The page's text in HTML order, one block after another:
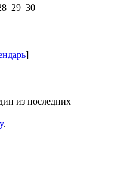
29 30
]
из последних
.